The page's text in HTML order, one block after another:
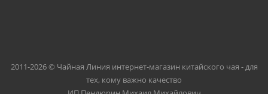
2011-2026 © Чайная Линия интернет-магазин китайского чая - для
тех, кому важно качество